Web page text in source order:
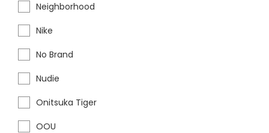
Neighborhood
Nike
No Brand
Nudie
Onitsuka Tiger
OOU